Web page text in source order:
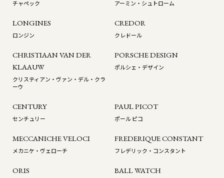
チャペック アーミン・シュトローム
LONGINES
ロンジン
CREDOR
クレドール
CHRISTIAAN VAN DER
KLAAUW
クリスティアン・ヴァン・デル・クラ
ーウ
PORSCHE DESIGN
ポルシェ・デザイン
CENTURY
センチュリー
PAUL PICOT
ポール ピコ
MECCANICHE VELOCI
メカニケ・ヴェローチ
FREDERIQUE CONSTANT
フレデリック・コンスタント
ORIS BALL WATCH